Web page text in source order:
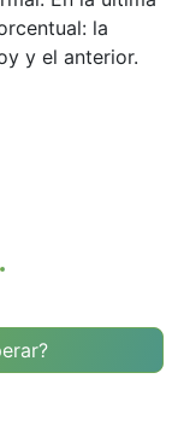
la
y el anterior.